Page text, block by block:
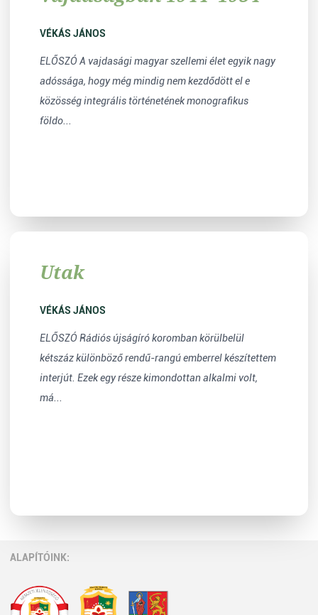
VÉKÁS JÁNOS
ELŐSZÓ A vajdasági magyar szellemi élet egyik nagy
adóssága, hogy még mindig nem kezdődött el e
közösség integrális történetének monografikus
földo...
Utak
VÉKÁS JÁNOS
ELŐSZÓ Rádiós újságíró koromban körülbelül
kétszáz különböző rendű-rangú emberrel készítettem
interjút. Ezek egy része kimondottan alkalmi volt,
má...
ALAPÍTÓINK: